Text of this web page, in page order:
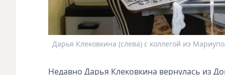
Дарья Клековкина (слева) с коллегой из
Недавно Дарья Клековкина вернулась из